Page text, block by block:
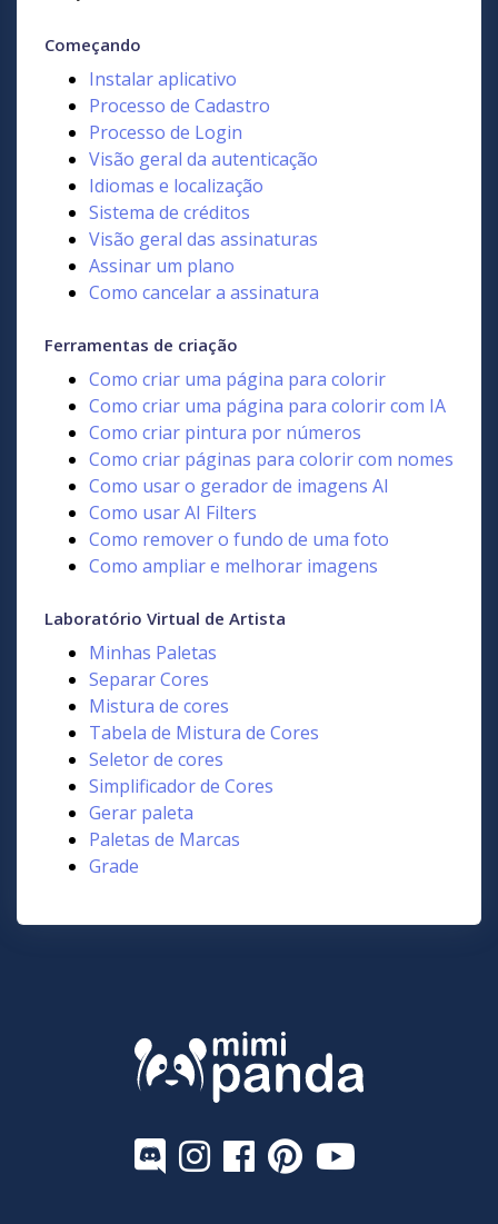
Começando
Instalar aplicativo
Processo de Cadastro
Processo de Login
Visão geral da autenticação
Idiomas e localização
Sistema de créditos
Visão geral das assinaturas
Assinar um plano
Como cancelar a assinatura
Ferramentas de criação
Como criar uma página para colorir
Como criar uma página para colorir com IA
Como criar pintura por números
Como criar páginas para colorir com nomes
Como usar o gerador de imagens AI
Como usar AI Filters
Como remover o fundo de uma foto
Como ampliar e melhorar imagens
Laboratório Virtual de Artista
Minhas Paletas
Separar Cores
Mistura de cores
Tabela de Mistura de Cores
Seletor de cores
Simplificador de Cores
Gerar paleta
Paletas de Marcas
Grade